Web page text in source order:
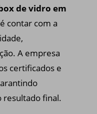
de vidro em
contar com a
A empresa
certificados e
resultado final.